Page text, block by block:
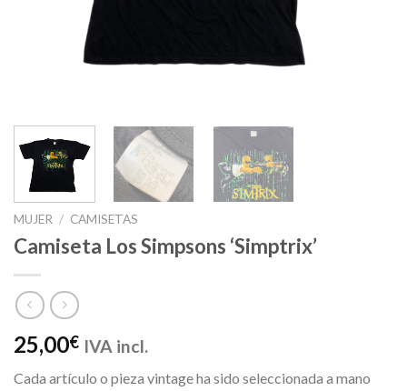
MUJER / CAMISETAS
Camiseta Los Simpsons ‘Simptrix’
25,00€ IVA incl.
Cada artículo o pieza vintage ha sido seleccionada a mano